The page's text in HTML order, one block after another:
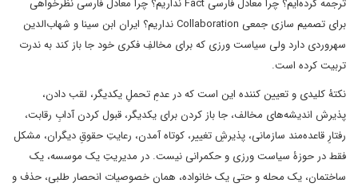
برای تصمیم سازی جمعی Collaboration نداریم؟ ایران ابن سینا و شهاب‌الدین
سهروردی دارد ولی سیاست ورزی که برای مخالفِ فکری خود جا باز کند به ندرت
تربیت کرده است.
نکتۀ کلیدی و تعیین کننده این است که در عدمِ تحملِ یکدیگر، لقب دادن،
پذیرش اندیشه‌های مخالف، جا باز کردن برای یکدیگر، قبول کردن آدابِ رقابت،
رفتارِ قاعده‌مند سازمانی، پذیرشِ تغییر، کوتاه آمدن، رعایتِ حقوقِ دیگران، مشکل
فقط در حوزۀ سیاست ورزی و حکمرانی نیست. در مدیریتِ یک موسسه، یک
ساختمان، یک محله و حتی یک خانواده، همان خصوصیات انحصار طلبی، حذف و